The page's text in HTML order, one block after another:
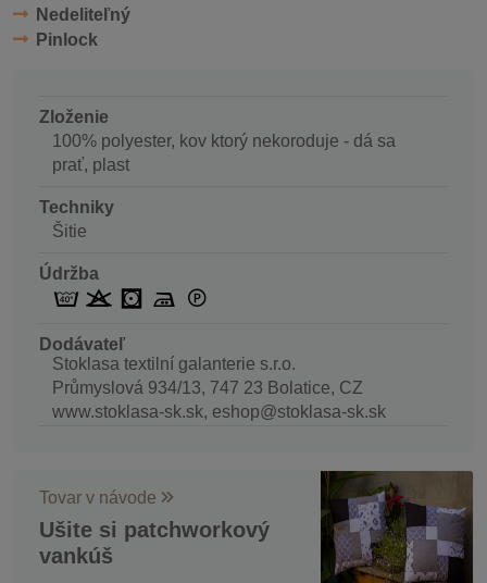
Nedeliteľný
Pinlock
Zloženie
100% polyester, kov ktorý nekoroduje - dá sa
prať, plast
Techniky
Šitie
Údržba
Dodávateľ
Stoklasa textilní galanterie s.r.o.
Průmyslová 934/13, 747 23 Bolatice, CZ
www.stoklasa-sk.sk, eshop@stoklasa-sk.sk
Tovar v návode
Ušite si patchworkový
vankúš